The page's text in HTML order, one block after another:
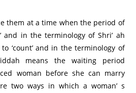
and in the terminology of Shri’ ah
‘count’ and in the terminology of
means the waiting period
woman before she can marry
two ways in which a woman’ s